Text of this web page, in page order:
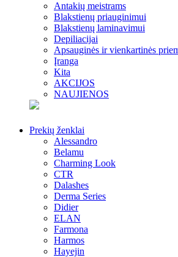
Antakių meistrams
Blakstienų priauginimui
Blakstienų laminavimui
Depiliacijai
Apsauginės ir vienkartinės
Įranga
Kita
AKCIJOS
NAUJIENOS
Prekių ženklai
Alessandro
Belamu
Charming Look
CTR
Dalashes
Derma Series
Didier
ELAN
Farmona
Harmos
Hayejin